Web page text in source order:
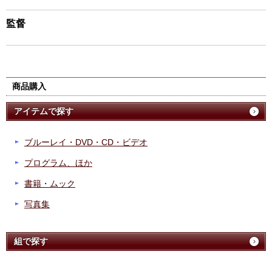
監督
商品購入
アイテムで探す
ブルーレイ・DVD・CD・ビデオ
プログラム、ほか
書籍・ムック
写真集
組で探す